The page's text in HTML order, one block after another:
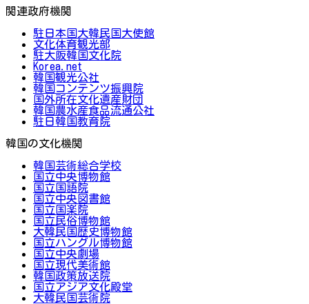
関連政府機関
駐日本国大韓民国大使館
文化体育観光部
駐大阪韓国文化院
Korea.net
韓国観光公社
韓国コンテンツ振興院
国外所在文化遺産財団
韓国農水産食品流通公社
駐日韓国教育院
韓国の文化機関
韓国芸術総合学校
国立中央博物館
国立国語院
国立中央図書館
国立国楽院
国立民俗博物館
大韓民国歴史博物館
国立ハングル博物館
国立中央劇場
国立現代美術館
韓国政策放送院
国立アジア文化殿堂
大韓民国芸術院